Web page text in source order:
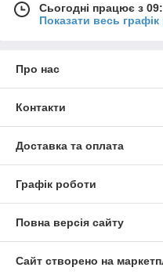
Сьогодні працює з
Показати весь
Про нас
Контакти
Доставка та оплата
Графік роботи
Повна версія сайту
Сайт створено на